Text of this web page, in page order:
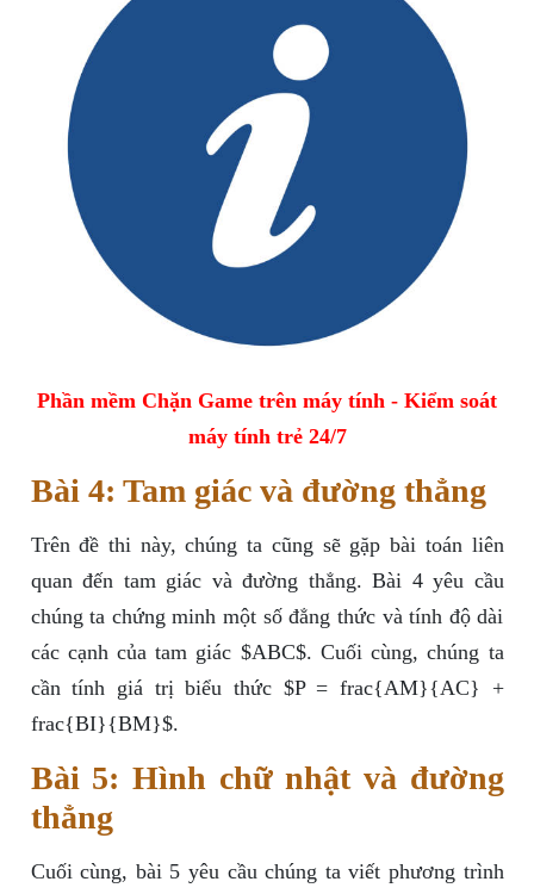
Phần mềm Chặn Game trên máy tính - Kiểm soát
máy tính trẻ 24/7
Bài 4: Tam giác và đường thẳng
Trên đề thi này, chúng ta cũng sẽ gặp bài toán liên
quan đến tam giác và đường thẳng. Bài 4 yêu cầu
chúng ta chứng minh một số đẳng thức và tính độ dài
các cạnh của tam giác $ABC$. Cuối cùng, chúng ta
cần tính giá trị biểu thức $P = frac{AM}{AC} +
frac{BI}{BM}$.
Bài 5: Hình chữ nhật và đường
thẳng
Cuối cùng, bài 5 yêu cầu chúng ta viết phương trình